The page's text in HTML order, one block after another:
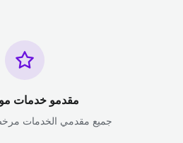
مقدمو خدمات
جميع مقدمي الخدمات